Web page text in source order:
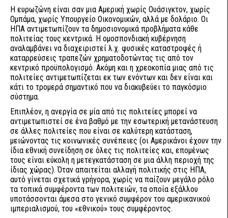
Η ευρωζώνη είναι σαν μια Αμερική χωρίς Ουάσιγκτον, χωρίς
Ομπάμα, χωρίς Υπουργείο Οικονομικών, αλλά με δολάριο. Οι
ΗΠΑ αντιμετωπίζουν τα δημοσιονομικά προβλήματα κάθε
πολιτείας τους κεντρικά. Η ομοσπονδιακή κυβέρνηση
αναλαμβάνει να διαχειριστεί λ.χ. φυσικές καταστροφές ή
καταρρεύσεις τραπεζών χρηματοδοτώντας τις από τον
κεντρικό προϋπολογισμό. Ακόμη και η χρεοκοπία μιας από τις
πολιτείες αντιμετωπίζεται εκ των ενόντων και δεν είναι και
κάτι το τρομερά σημαντικό που να διακυβεύει το παγκόσμιο
σύστημα.
Επιπλέον, η ανεργία σε μία από τις πολιτείες μπορεί να
αντιμετωπιστεί σε ένα βαθμό με την εσωτερική μετανάστευση
σε άλλες πολιτείες που είναι σε καλύτερη κατάσταση,
μειώνοντας τις κοινωνικές συνέπειες (οι Αμερικάνοι έχουν την
ίδια εθνική συνείδηση σε όλες τις πολιτείες και, επομένως
τους είναι εύκολη η μετεγκατάσταση σε μια άλλη περιοχή της
ίδιας χώρας). Όταν απαιτείται αλλαγή πολιτικής στις ΗΠΑ,
αυτό γίνεται σχετικά γρήγορα, χωρίς να παίζουν μεγάλο ρόλο
τα τοπικά συμφέροντα των πολιτειών, τα οποία εξάλλου
υποτάσσονται άμεσα στο γενικό συμφέρον του αμερικανικού
ιμπεριαλισμού, του «εθνικού» τους συμφέροντος.